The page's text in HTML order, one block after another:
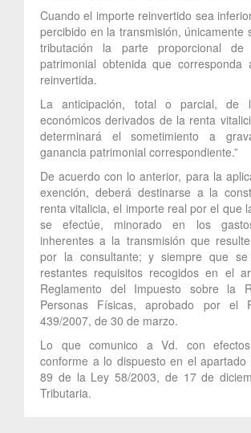
Cuando el importe reinvertido sea
percibido en la transmisión, únicamente
tributación la parte proporcional de
patrimonial obtenida que corresponda
reinvertida.
La anticipación, total o parcial, de
económicos derivados de la renta
determinará el sometimiento a
ganancia patrimonial correspondiente.”
De acuerdo con lo anterior, para la
exención, deberá destinarse a la
renta vitalicia, el importe real por el que
se efectúe, minorado en los
inherentes a la transmisión que
por la consultante; y siempre que
restantes requisitos recogidos en el
Reglamento del Impuesto sobre la
Personas Físicas, aprobado por el
439/2007, de 30 de marzo.
Lo que comunico a Vd. con efectos
conforme a lo dispuesto en el
89 de la Ley 58/2003, de 17 de
Tributaria.